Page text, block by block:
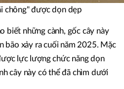
chông" được dọn dẹp
biết những cành, gốc cây này
bão xảy ra cuối năm 2025. Mặc
lực lượng chức năng dọn
cây này có thể đã chìm dưới